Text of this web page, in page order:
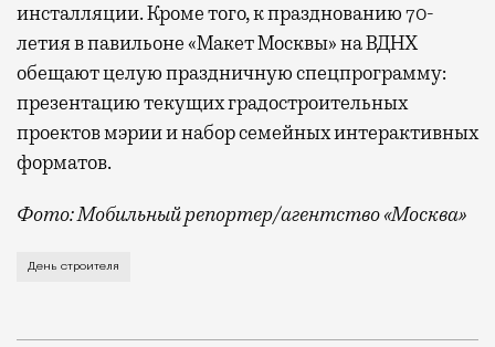
инсталляции. Кроме того, к празднованию 70-
летия в павильоне «Макет Москвы» на ВДНХ
обещают целую праздничную спецпрограмму:
презентацию текущих градостроительных
проектов мэрии и набор семейных интерактивных
форматов.
Фото: Мобильный репортер/агентство «Москва»
Это каска в фирменных цветах департамента
День строителя